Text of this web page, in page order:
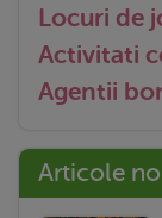
Locuri de
Activitati
Agentii
Articole